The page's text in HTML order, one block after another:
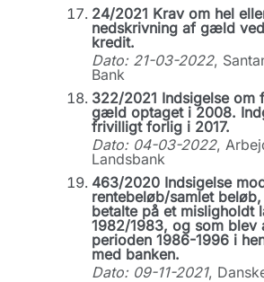
24/2021 Krav om hel
nedskrivning af gæld
kredit.
Dato: 21-03-2022,
Bank
322/2021 Indsigelse
gæld optaget i 2008.
frivilligt forlig i 2017.
Dato: 04-03-2022,
Landsbank
463/2020 Indsigelse
rentebeløb/samlet
betalte på et misligholdt
1982/1983, og som blev
perioden 1986-1996 i
med banken.
Dato: 09-11-2021,